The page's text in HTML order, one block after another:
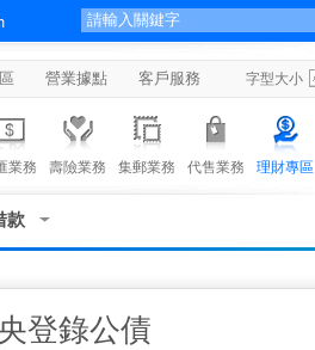
營業據點 客戶服務 字型大小
業務 壽險業務 集郵業務 代售業務 理財專區
款
登錄公債